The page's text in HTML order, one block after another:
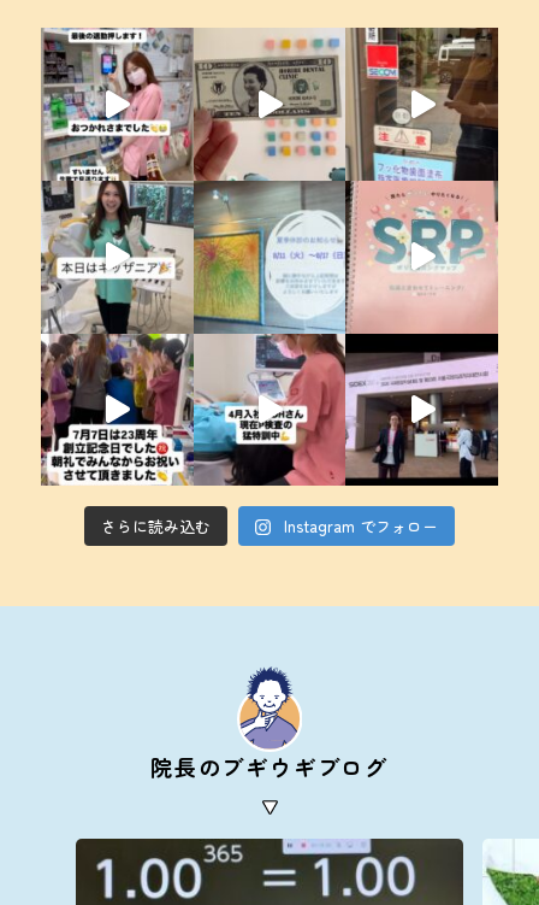
さらに読み込む Instagram でフォロー
院長のブギウギブログ